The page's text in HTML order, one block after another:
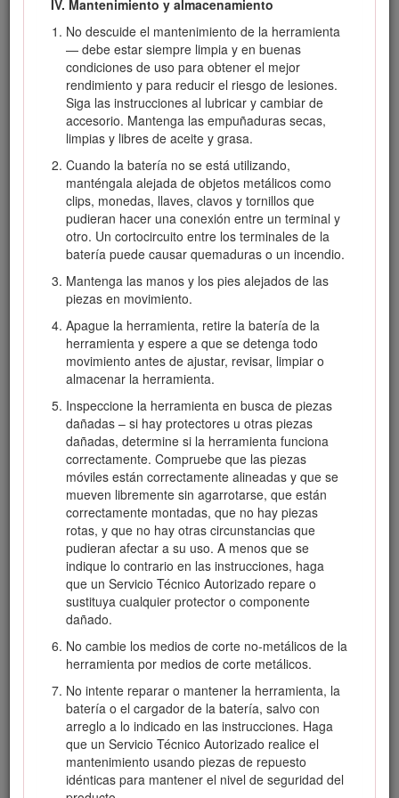
IV. Mantenimiento y almacenamiento
No descuide el mantenimiento de la herramienta
— debe estar siempre limpia y en buenas
condiciones de uso para obtener el mejor
rendimiento y para reducir el riesgo de lesiones.
Siga las instrucciones al lubricar y cambiar de
accesorio. Mantenga las empuñaduras secas,
limpias y libres de aceite y grasa.
Cuando la batería no se está utilizando,
manténgala alejada de objetos metálicos como
clips, monedas, llaves, clavos y tornillos que
pudieran hacer una conexión entre un terminal y
otro. Un cortocircuito entre los terminales de la
batería puede causar quemaduras o un incendio.
Mantenga las manos y los pies alejados de las
piezas en movimiento.
Apague la herramienta, retire la batería de la
herramienta y espere a que se detenga todo
movimiento antes de ajustar, revisar, limpiar o
almacenar la herramienta.
Inspeccione la herramienta en busca de piezas
dañadas – si hay protectores u otras piezas
dañadas, determine si la herramienta funciona
correctamente. Compruebe que las piezas
móviles están correctamente alineadas y que se
mueven libremente sin agarrotarse, que están
correctamente montadas, que no hay piezas
rotas, y que no hay otras circunstancias que
pudieran afectar a su uso. A menos que se
indique lo contrario en las instrucciones, haga
que un Servicio Técnico Autorizado repare o
sustituya cualquier protector o componente
dañado.
No cambie los medios de corte no-metálicos de la
herramienta por medios de corte metálicos.
No intente reparar o mantener la herramienta, la
batería o el cargador de la batería, salvo con
arreglo a lo indicado en las instrucciones. Haga
que un Servicio Técnico Autorizado realice el
mantenimiento usando piezas de repuesto
idénticas para mantener el nivel de seguridad del
correcto para la toma de corriente, si es necesario.
No utilice la batería o el cargador de la batería si
están dañados o modificados, porque podrían
mostrar un comportamiento impredecible con
resultado de incendio, explosión o riesgo de
lesiones.
Si el cable de alimentación del cargador de la batería
está dañado, póngase en contacto con un Servicio
Técnico Autorizado para cambiarlo.
Cargue la batería únicamente con el cargador de la
batería especificado por Toro. Un cargador diseñado
para un tipo de batería puede crear un riesgo de
incendio si se utiliza con otra batería.
Cargue la batería únicamente en una zona bien
ventilada.
Siga todas las instrucciones de carga y no cargue la
batería si la temperatura está fuera del intervalo
especificado en las instrucciones. Podría dañar la
batería y aumentar el riesgo de incendio.
No utilice la herramienta a menos que estén
instalados todos los protectores y otros dispositivos
de seguridad y que funcionen correctamente.
Vestimenta adecuada – lleve ropa adecuada, incluida
protección ocular, pantalón largo, calzado resistente
y antideslizante, guantes de goma y protección
auditiva. Si tiene el pelo largo, recójaselo, y no lleve
prendas holgadas o joyas sueltas que puedan
quedar atrapadas en las piezas móviles. Lleve una
mascarilla en condiciones de mucho polvo.
III. Operación
bajo la lluvia o en lugares húmedos o mojados.
Utilice la herramienta correcta para su aplicación – El
uso de la herramienta para otros propósitos que los
previstos podría ser peligroso para usted y para
otras personas.
Evite el encendido accidental – Asegúrese de que el
interruptor está en la posición de DESCONECTADO
antes de conectar la batería y manejar la